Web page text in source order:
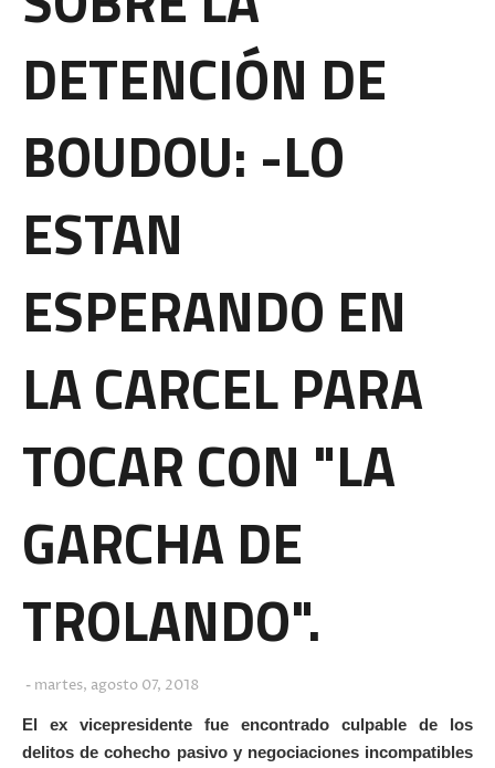
DETENCIÓN DE
BOUDOU: -LO
ESTAN
ESPERANDO EN
LA CARCEL PARA
TOCAR CON "LA
GARCHA DE
TROLANDO".
martes, agosto 07, 2018
El ex vicepresidente fue encontrado culpable de los
delitos de cohecho pasivo y negociaciones incompatibles